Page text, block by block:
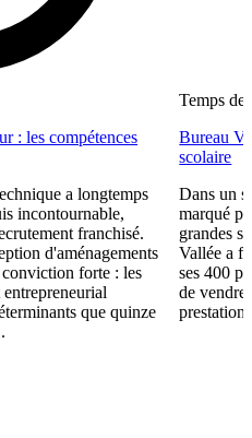
: les compétences
a longtemps
incontournable,
franchisé.
d'aménagements
forte : les
que quinze
Temps de
Bureau
scolaire
Dans un
marqué
grandes
Vallée a
ses 400
de vendre